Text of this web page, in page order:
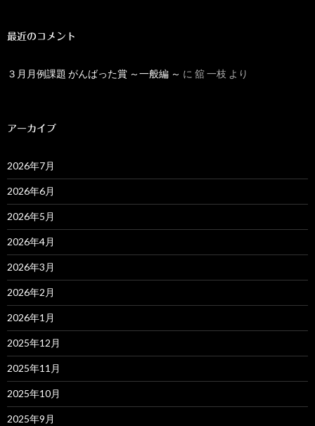
最近のコメント
３月月例課題 がんばった賞 ～一般編 ～ に 舘 一枝 より
アーカイブ
2026年7月
2026年6月
2026年5月
2026年4月
2026年3月
2026年2月
2026年1月
2025年12月
2025年11月
2025年10月
2025年9月